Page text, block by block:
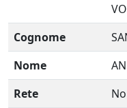
Cognome
Nome
Rete
No